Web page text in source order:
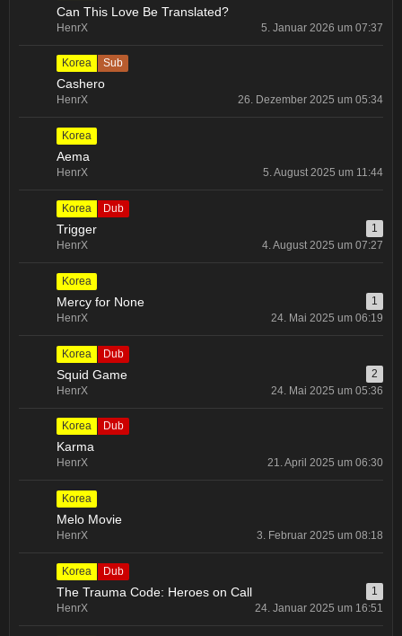
Can This Love Be Translated?
HenrX 5. Januar 2026 um 07:37
Korea Sub
Cashero
HenrX 26. Dezember 2025 um 05:34
Korea
Aema
HenrX 5. August 2025 um 11:44
Korea Dub
Trigger
1
HenrX
4. August 2025 um 07:27
Korea
Mercy for None
1
HenrX
24. Mai 2025 um 06:19
Korea Dub
Squid Game
2
HenrX
24. Mai 2025 um 05:36
Korea Dub
Karma
HenrX 21. April 2025 um 06:30
Korea
Melo Movie
HenrX 3. Februar 2025 um 08:18
Korea Dub
The Trauma Code: Heroes on Call
1
HenrX
24. Januar 2025 um 16:51